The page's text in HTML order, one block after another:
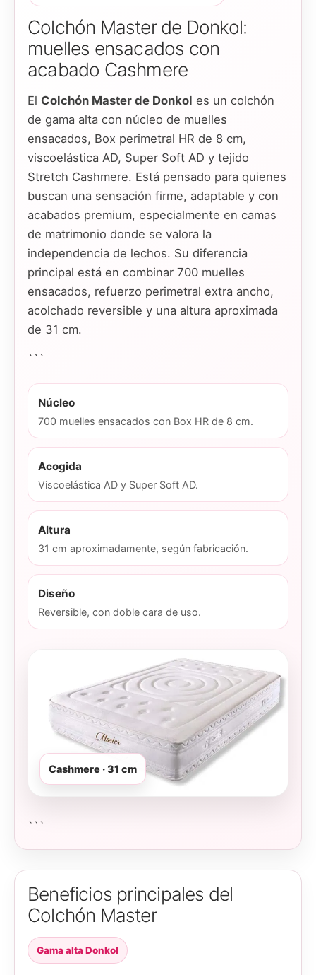
Colchón Master de Donkol:
muelles ensacados con
acabado Cashmere
El Colchón Master de Donkol es un colchón
de gama alta con núcleo de muelles
ensacados, Box perimetral HR de 8 cm,
viscoelástica AD, Super Soft AD y tejido
Stretch Cashmere. Está pensado para quienes
buscan una sensación firme, adaptable y con
acabados premium, especialmente en camas
de matrimonio donde se valora la
independencia de lechos. Su diferencia
principal está en combinar 700 muelles
ensacados, refuerzo perimetral extra ancho,
acolchado reversible y una altura aproximada
de 31 cm.
```
Núcleo
700 muelles ensacados con Box HR de 8 cm.
Acogida
Viscoelástica AD y Super Soft AD.
Altura
31 cm aproximadamente, según fabricación.
Diseño
Reversible, con doble cara de uso.
Cashmere · 31 cm
```
Beneficios principales del
Colchón Master
Gama alta Donkol